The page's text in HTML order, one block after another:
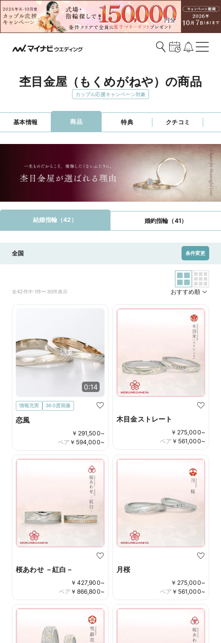
杢目金屋（もくめがねや）の商品
カップル応援キャンペーン対象
基本情報 商品 特典 クチコミ
結婚指輪（42） 婚約指輪（41）
全国 条件変更
全42件中 1件〜30件表示 おすすめ順
0:14
情報充実 360度画像
恋風
￥ 291,500~
￥ 594,000~
ペア
木目金ストレート
￥ 275,000~
￥ 561,000~
ペア
桜あわせ －紅白－
￥ 427,900~
￥ 866,800~
ペア
月桜
￥ 275,000~
￥ 561,000~
ペア